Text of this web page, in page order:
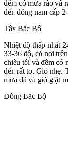
đêm có mưa rào và
đến đông nam cấp
Tây Bắc Bộ
Nhiệt độ thấp nhất
33-36 độ, có nơi
chiều tối và đêm có
đến rất to. Gió nhẹ.
mưa đá và gió giật
Đông Bắc Bộ